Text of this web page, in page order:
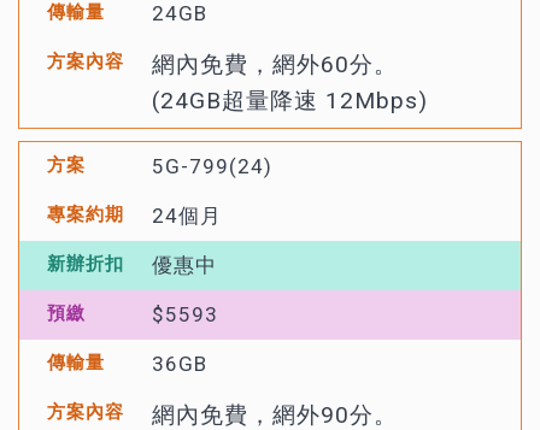
24GB
網內免費，網外60分。
(24GB超量降速 12Mbps)
5G-799(24)
24個月
優惠中
$5593
36GB
網內免費，網外90分。